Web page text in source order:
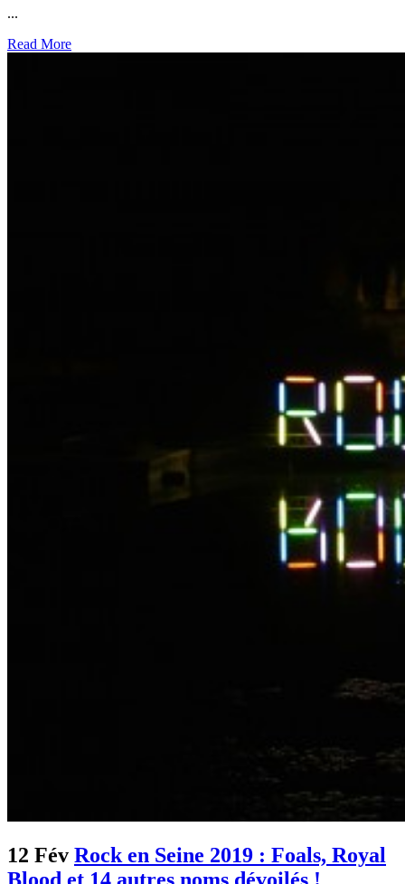
...
Read More
12 Fév Rock en Seine 2019 : Foals, Royal